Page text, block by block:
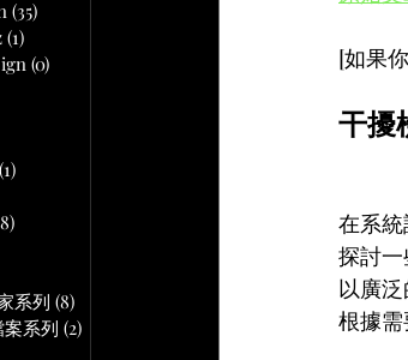
(35)
(1)
(0)
(1)
系列 (8)
系列 (2)
[如果
干擾
在系
探討
以廣
根據需